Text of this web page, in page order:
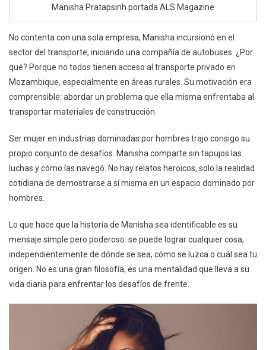
Manisha Pratapsinh portada ALS Magazine
No contenta con una sola empresa, Manisha incursionó en el
sector del transporte, iniciando una compañía de autobuses. ¿Por
qué? Porque no todos tienen acceso al transporte privado en
Mozambique, especialmente en áreas rurales. Su motivación era
comprensible: abordar un problema que ella misma enfrentaba al
transportar materiales de construcción.
Ser mujer en industrias dominadas por hombres trajo consigo su
propio conjunto de desafíos. Manisha comparte sin tapujos las
luchas y cómo las navegó. No hay relatos heroicos, solo la realidad
cotidiana de demostrarse a sí misma en un espacio dominado por
hombres.
Lo que hace que la historia de Manisha sea identificable es su
mensaje simple pero poderoso: se puede lograr cualquier cosa,
independientemente de dónde se sea, cómo se luzca o cuál sea tu
origen. No es una gran filosofía; es una mentalidad que lleva a su
vida diaria para enfrentar los desafíos de frente.